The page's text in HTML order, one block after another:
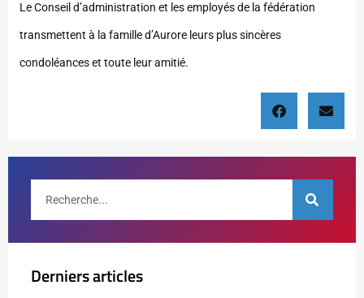
Le Conseil d’administration et les employés de la fédération
transmettent à la famille d’Aurore leurs plus sincères
condoléances et toute leur amitié.
Derniers articles